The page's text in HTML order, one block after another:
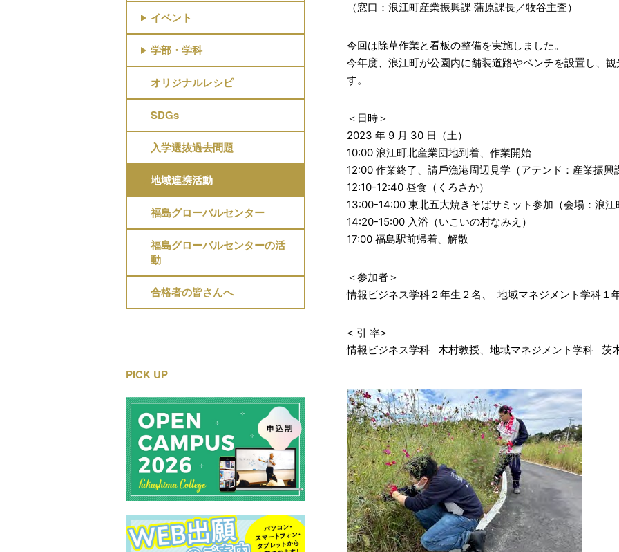
イベント
学部・学科
オリジナルレシピ
SDGs
入学選抜過去問題
地域連携活動
福島グローバルセンター
福島グローバルセンターの活
動
合格者の皆さんへ
PICK UP
（窓⼝：浪江町産業振興課 蒲原課⻑／牧⾕主査）
今回は除草作業と看板の整備を実施しました。
今年度、浪江町が公園内に舗装道路やベンチを設置し、
す。
＜⽇時＞
2023 年 9 ⽉ 30 ⽇（⼟）
10:00 浪江町北産業団地到着、作業開始
12:00 作業終了、請⼾漁港周辺⾒学（アテンド：産業振興
12:10-12:40 昼⾷（くろさか）
13:00-14:00 東北五⼤焼きそばサミット参加（会場：浪江
14:20-15:00 ⼊浴（いこいの村なみえ）
17:00 福島駅前帰着、解散
＜参加者＞
情報ビジネス学科２年生２名、 地域マネジメント学科１
< 引 率>
情報ビジネス学科 ⽊村教授、地域マネジメント学科 茨